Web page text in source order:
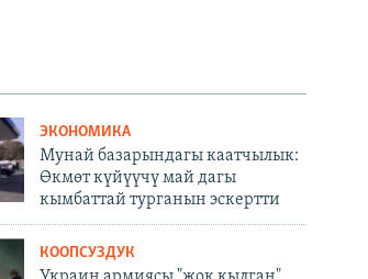
ЭКОНОМИКА
Мунай базарындагы каатчылык:
Өкмөт күйүүчү май дагы
кымбаттай турганын эскертти
КООПСУЗДУК